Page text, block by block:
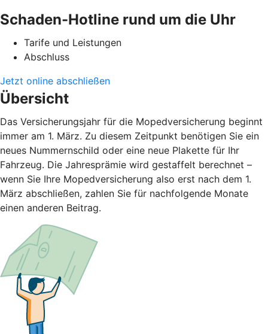
Schaden-Hotline rund um die Uhr
Tarife und Leistungen
Abschluss
Jetzt online abschließen
Übersicht
Das Versicherungsjahr für die Mopedversicherung beginnt
immer am 1. März. Zu diesem Zeitpunkt benötigen Sie ein
neues Nummernschild oder eine neue Plakette für Ihr
Fahrzeug. Die Jahresprämie wird gestaffelt berechnet –
wenn Sie Ihre Mopedversicherung also erst nach dem 1.
März abschließen, zahlen Sie für nachfolgende Monate
einen anderen Beitrag.